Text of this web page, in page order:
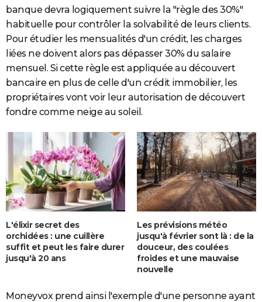
banque devra logiquement suivre la "règle des 30%"
habituelle pour contrôler la solvabilité de leurs clients.
Pour étudier les mensualités d'un crédit, les charges
liées ne doivent alors pas dépasser 30% du salaire
mensuel. Si cette règle est appliquée au découvert
bancaire en plus de celle d'un crédit immobilier, les
propriétaires vont voir leur autorisation de découvert
fondre comme neige au soleil.
L'élixir secret des
orchidées : une cuillère
suffit et peut les faire durer
jusqu'à 20 ans
Les prévisions météo
jusqu'à février sont là : de la
douceur, des coulées
froides et une mauvaise
nouvelle
Moneyvox prend ainsi l'exemple d'une personne ayant